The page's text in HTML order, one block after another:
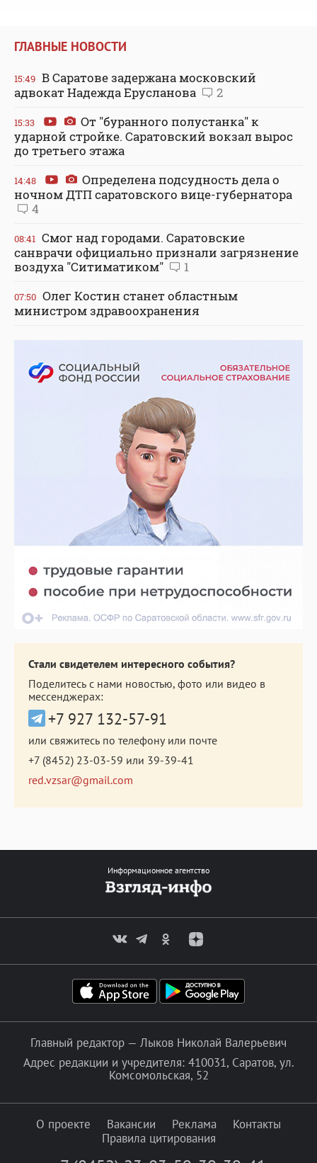
ГЛАВНЫЕ НОВОСТИ
15:49 В Саратове задержана московский
адвокат Надежда Ерусланова
2
15:33
От "буранного полустанка" к
ударной стройке. Саратовский вокзал вырос
до третьего этажа
14:48
Определена подсудность дела о
ночном ДТП саратовского вице-губернатора
4
08:41 Смог над городами. Саратовские
санврачи официально признали загрязнение
воздуха "Ситиматиком"
1
07:50 Олег Костин станет областным
министром здравоохранения
Стали свидетелем интересного события?
Поделитесь с нами новостью, фото или видео в
мессенджерах:
+7 927 132-57-91
или свяжитесь по телефону или почте
+7 (8452) 23-03-59 или 39-39-41
red.vzsar@gmail.com
Информационное агентство
Главный редактор — Лыков Николай Валерьевич
Адрес редакции и учредителя: 410031, Саратов, ул.
Комсомольская, 52
О проекте Вакансии Реклама
Контакты
Правила цитирования